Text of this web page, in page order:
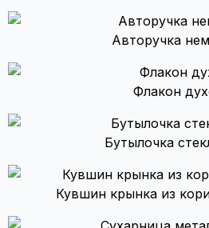
Авторучка
Флакон
Бутылочка
Кувшин крынка из